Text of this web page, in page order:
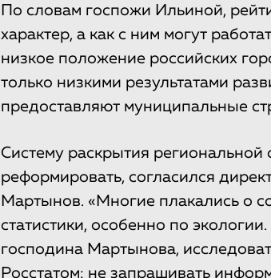
По словам госпожи Ильиной,
характер, а как с ним могут
низкое положение российских
только низкими результатами
предоставляют муниципальные
Систему раскрытия региональной
реформировать, согласился
Мартынов. «Многие плакались о
статистики, особенно по
господина Мартынова,
Росстатом: не запрашивать